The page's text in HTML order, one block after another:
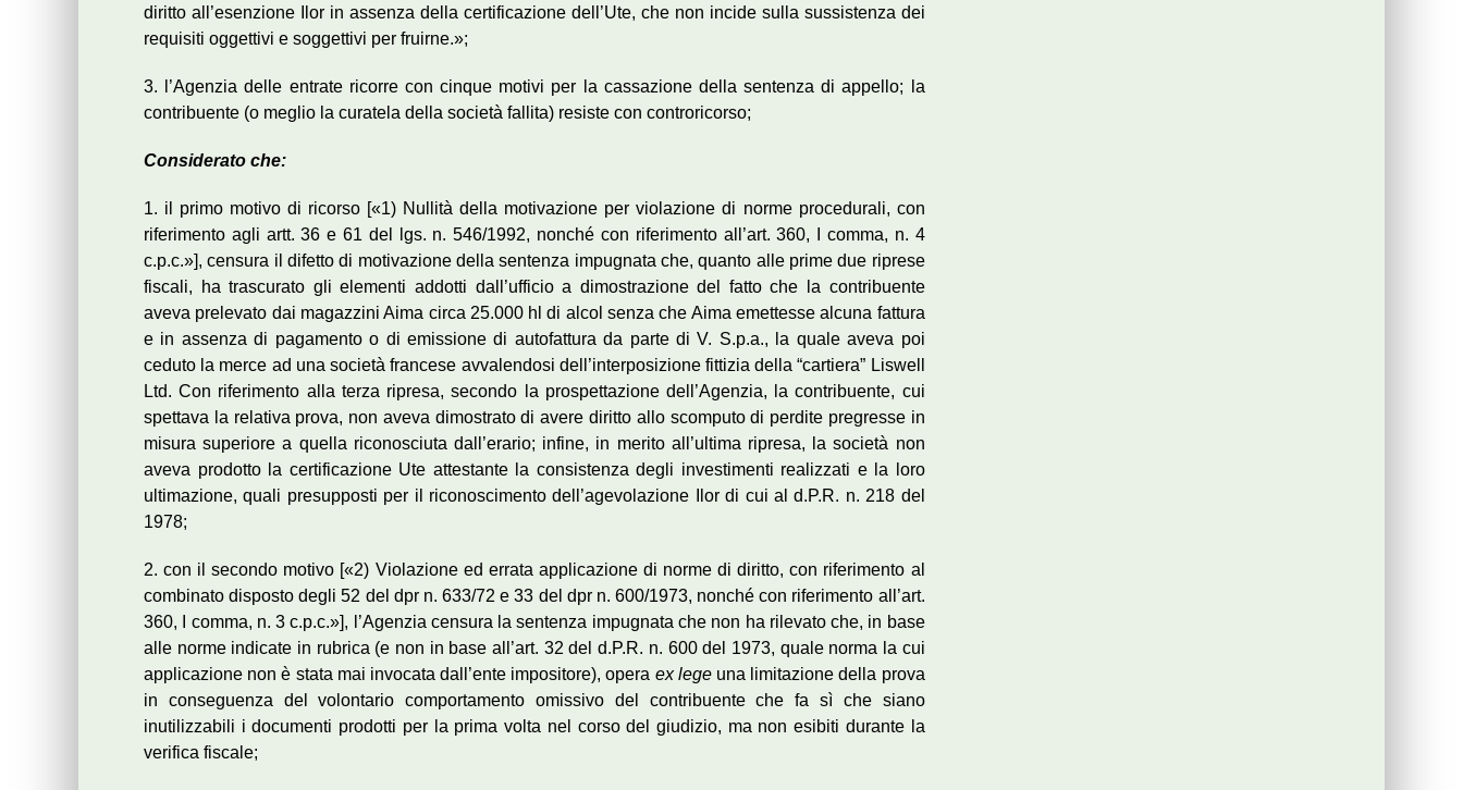
diritto all’esenzione Ilor in assenza della certificazione dell’Ute, che non incide sulla sussistenza dei
requisiti oggettivi e soggettivi per fruirne.»;
3. l’Agenzia delle entrate ricorre con cinque motivi per la cassazione della sentenza di appello; la
contribuente (o meglio la curatela della società fallita) resiste con controricorso;
Considerato che:
1. il primo motivo di ricorso [«1) Nullità della motivazione per violazione di norme procedurali, con
riferimento agli artt. 36 e 61 del lgs. n. 546/1992, nonché con riferimento all’art. 360, I comma, n. 4
c.p.c.»], censura il difetto di motivazione della sentenza impugnata che, quanto alle prime due riprese
fiscali, ha trascurato gli elementi addotti dall’ufficio a dimostrazione del fatto che la contribuente
aveva prelevato dai magazzini Aima circa 25.000 hl di alcol senza che Aima emettesse alcuna fattura
e in assenza di pagamento o di emissione di autofattura da parte di V. S.p.a., la quale aveva poi
ceduto la merce ad una società francese avvalendosi dell’interposizione fittizia della “cartiera” Liswell
Ltd. Con riferimento alla terza ripresa, secondo la prospettazione dell’Agenzia, la contribuente, cui
spettava la relativa prova, non aveva dimostrato di avere diritto allo scomputo di perdite pregresse in
misura superiore a quella riconosciuta dall’erario; infine, in merito all’ultima ripresa, la società non
aveva prodotto la certificazione Ute attestante la consistenza degli investimenti realizzati e la loro
ultimazione, quali presupposti per il riconoscimento dell’agevolazione Ilor di cui al d.P.R. n. 218 del
1978;
2. con il secondo motivo [«2) Violazione ed errata applicazione di norme di diritto, con riferimento al
combinato disposto degli 52 del dpr n. 633/72 e 33 del dpr n. 600/1973, nonché con riferimento all’art.
360, I comma, n. 3 c.p.c.»], l’Agenzia censura la sentenza impugnata che non ha rilevato che, in base
alle norme indicate in rubrica (e non in base all’art. 32 del d.P.R. n. 600 del 1973, quale norma la cui
applicazione non è stata mai invocata dall’ente impositore), opera ex lege una limitazione della prova
in conseguenza del volontario comportamento omissivo del contribuente che fa sì che siano
inutilizzabili i documenti prodotti per la prima volta nel corso del giudizio, ma non esibiti durante la
verifica fiscale;